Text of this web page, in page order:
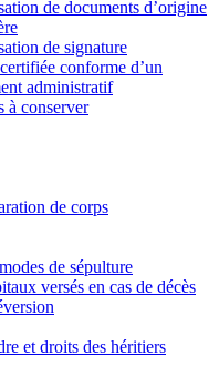
de documents d’origine
de signature
conforme d’un
administratif
à conserver
de corps
de sépulture
versés en cas de décès
et droits des héritiers